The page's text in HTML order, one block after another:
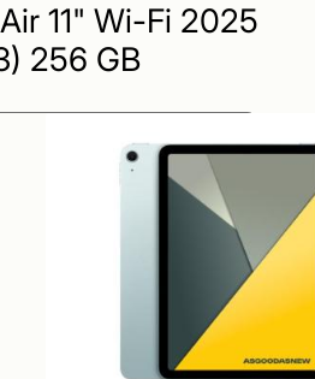
11" Wi-Fi 2025
256 GB